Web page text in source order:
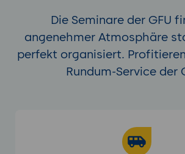
Die Seminare der GFU
angenehmer Atmosphäre
perfekt organisiert.
Rundum-Service der